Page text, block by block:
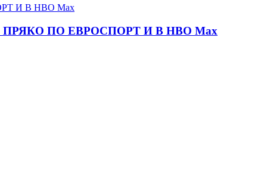
ПРЯКО ПО ЕВРОСПОРТ И В НВО Мах